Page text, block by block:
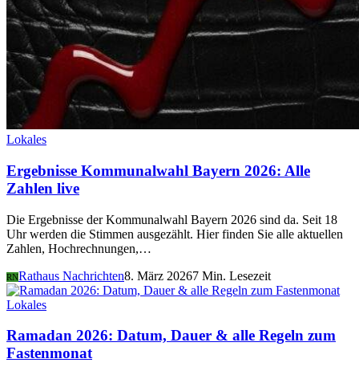
Lokales
Ergebnisse Kommunalwahl Bayern 2026: Alle
Zahlen live
Die Ergebnisse der Kommunalwahl Bayern 2026 sind da. Seit 18
Uhr werden die Stimmen ausgezählt. Hier finden Sie alle aktuellen
Zahlen, Hochrechnungen,…
RNRathaus Nachrichten8. März 20267 Min. Lesezeit
Lokales
Ramadan 2026: Datum, Dauer & alle Regeln zum
Fastenmonat